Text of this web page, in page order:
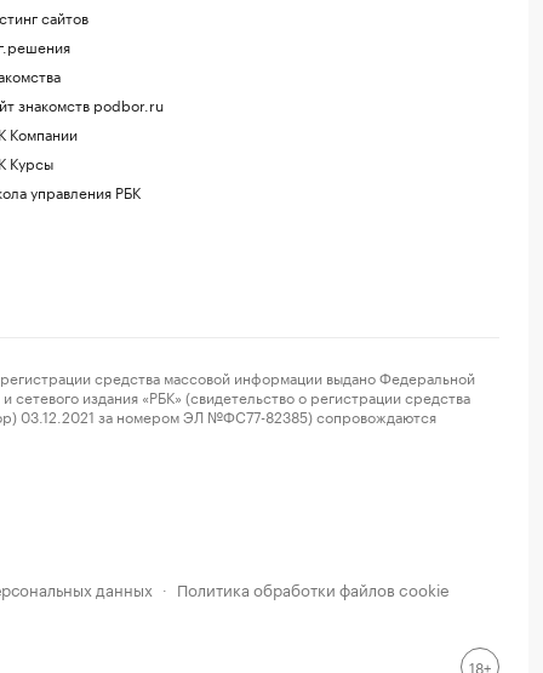
сайтов
знакомств podbor.ru
Компании
Курсы
управления РБК
средства массовой информации выдано Федеральной
издания «РБК» (свидетельство о регистрации средства
03.12.2021 за номером ЭЛ №ФС77-82385) сопровождаются
данных · Политика обработки файлов cookie
18+